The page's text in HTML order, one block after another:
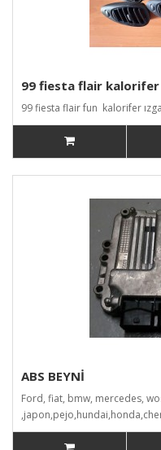
99 fiesta flair kalorifer
99 fiesta flair fun kalorifer
ABS BEYNİ
Ford, fiat, bmw, mercedes,